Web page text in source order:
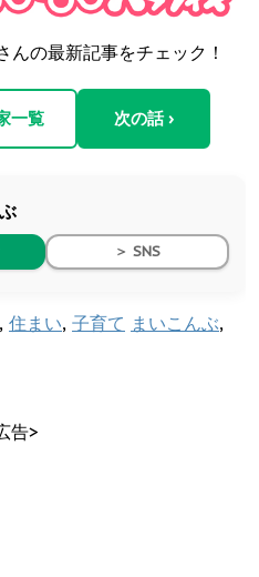
んの最新記事をチェック！
一覧 次の話 ›
＞ SNS
, 住まい, 子育て まいこんぶ,
告>